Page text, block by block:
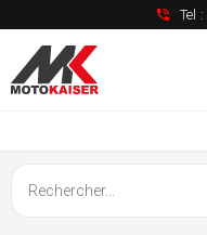
Tel :